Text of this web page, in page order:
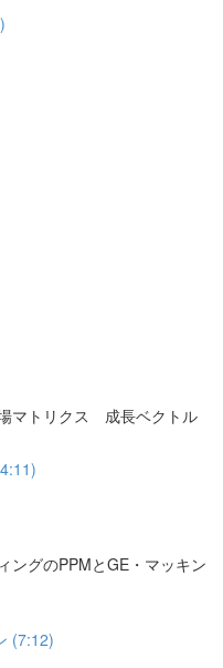
マトリクス 成長ベクトル
グのPPMとGE・マッキン
(7:12)